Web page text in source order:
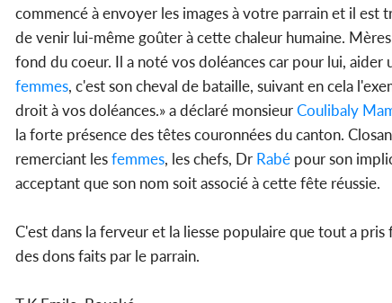
commencé à envoyer les images à votre parrain et il
de venir lui-même goûter à cette chaleur humaine.
fond du coeur. Il a noté vos doléances car pour lui, aider
femmes, c'est son cheval de bataille, suivant en cela
droit à vos doléances.» a déclaré monsieurCoulibaly
la forte présence des têtes couronnées du canton.
remerciant lesfemmes, les chefs, Dr Rabé pour son
acceptant que son nom soit associé à cette fête réussie.
C'est dans la ferveur et la liesse populaire que tout a
des dons faits par le parrain.